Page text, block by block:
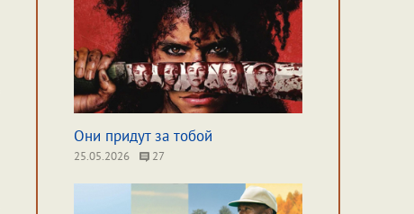
Они придут за тобой
25.05.2026 27